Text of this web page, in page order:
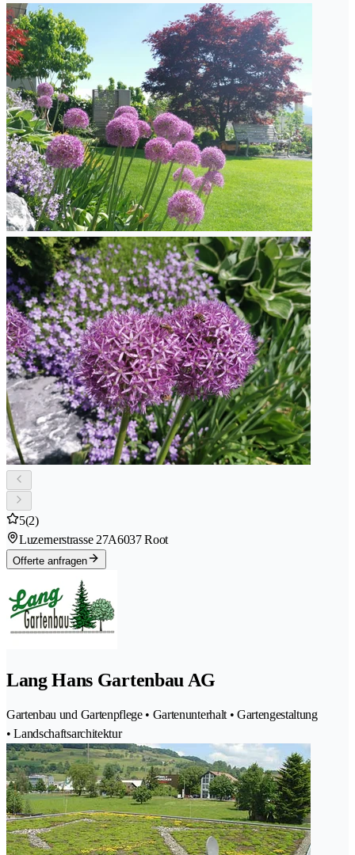
5(2)
Luzernerstrasse 27A6037 Root
Offerte anfragen
Lang Hans Gartenbau AG
Gartenbau und Gartenpflege • Gartenunterhalt • Gartengestaltung
• Landschaftsarchitektur